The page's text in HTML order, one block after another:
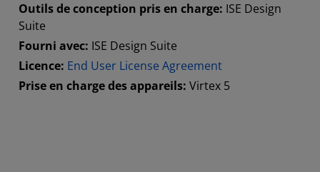
Outils de conception pris en charge: ISE Design
Suite
Fourni avec: ISE Design Suite
Licence: End User License Agreement
Prise en charge des appareils: Virtex 5